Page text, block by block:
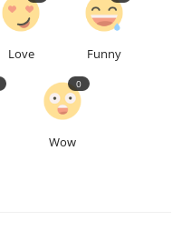
Love Funny
Wow
0